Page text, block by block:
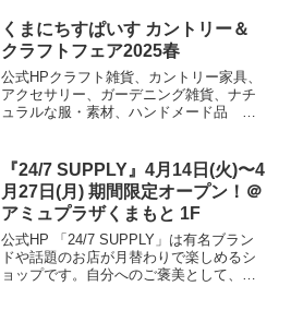
できるジャンボこいのぼりのくぐり抜け
（雨天・強風時は中止）...
くまにちすぱいす カントリー＆
クラフトフェア2025春
公式HPクラフト雑貨、カントリー家具、
アクセサリー、ガーデニング雑貨、ナチ
ュラルな服・素材、ハンドメード品
リーショップと上田珈琲さんのコラボ
「ベーカリーマルシェ＆カフ...
『24/7 SUPPLY』4月14日(火)〜4
月27日(月) 期間限定オープン！＠
アミュプラザくまもと 1F
公式HP 「24/7 SUPPLY」は有名ブラン
ドや話題のお店が月替わりで楽しめるシ
ョップです。自分へのご褒美として、訪